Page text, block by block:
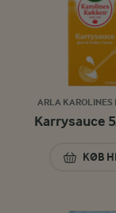
ARLA
Karrysauce
KØB